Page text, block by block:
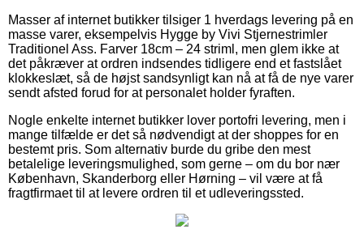
Masser af internet butikker tilsiger 1 hverdags levering på en
masse varer, eksempelvis Hygge by Vivi Stjernestrimler
Traditionel Ass. Farver 18cm – 24 striml, men glem ikke at
det påkræver at ordren indsendes tidligere end et fastslået
klokkeslæt, så de højst sandsynligt kan nå at få de nye varer
sendt afsted forud for at personalet holder fyraften.
Nogle enkelte internet butikker lover portofri levering, men i
mange tilfælde er det så nødvendigt at der shoppes for en
bestemt pris. Som alternativ burde du gribe den mest
betalelige leveringsmulighed, som gerne – om du bor nær
København, Skanderborg eller Hørning – vil være at få
fragtfirmaet til at levere ordren til et udleveringssted.